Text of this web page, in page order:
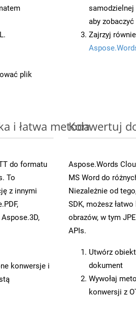
plik
samodzielnej
aby
Zajrzyj
i łatwa metoda
do formatu
To
z innymi
konwersje i
Konwertuj
Aspose.Words
MS Word do
Niezależnie od
SDK, możesz
obrazów, w tym
APIs.
Utwórz obiekt
dokument
Wywołaj
konwersji z